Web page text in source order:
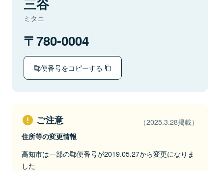
三谷
ミタニ
780-0004
郵便番号をコピーする
ご注意 （2025.3.28掲載）
住所等の変更情報
高知市は一部の郵便番号が2019.05.27から変更になりま
した